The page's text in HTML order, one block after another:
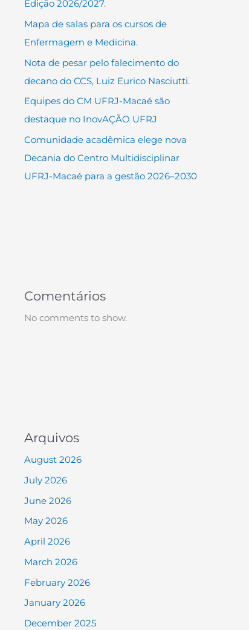
Edição 2026/2027.
Mapa de salas para os cursos de
Enfermagem e Medicina.
Nota de pesar pelo falecimento do
decano do CCS, Luiz Eurico Nasciutti.
Equipes do CM UFRJ-Macaé são
destaque no InovAÇÃO UFRJ
Comunidade acadêmica elege nova
Decania do Centro Multidisciplinar
UFRJ-Macaé para a gestão 2026–2030
Comentários
No comments to show.
Arquivos
August 2026
July 2026
June 2026
May 2026
April 2026
March 2026
February 2026
January 2026
December 2025